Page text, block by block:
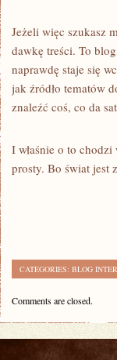
Jeżeli więc szukasz
dawkę treści. To
naprawdę staje się
jak źródło tematów
znaleźć coś, co da
I właśnie o to
prosty. Bo świat jest
CATEGORIES: BLOG
Comments are closed.